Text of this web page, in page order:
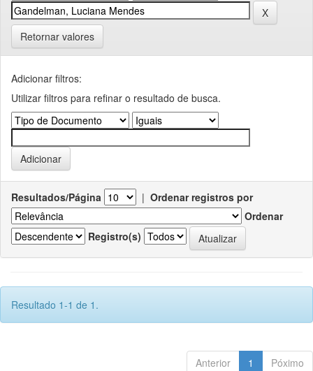
Retornar valores
Adicionar filtros:
Utilizar filtros para refinar o resultado de busca.
Resultados/Página | Ordenar registros por
Ordenar
Registro(s)
Resultado 1-1 de 1.
Anterior 1 Póximo